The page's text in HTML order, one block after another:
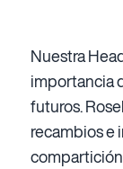
Nuestra
importancia
futuros.
recambios e